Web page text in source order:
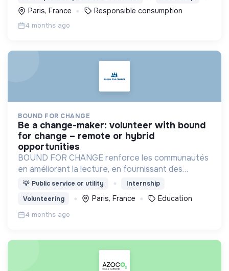
restaurateurs.
Paris, France Responsible consumption
4 months ago
BOUND FOR CHANGE
be a change-maker: volunteer with bound
for change – remote or hybrid
opportunities
BOUND FOR CHANGE renforce les communautés
en améliorant la lecture, en fournissant des
ressources et outils numériques, en soutenant les
durables.
💡 Public service or utility
Internship
Volunteering
Paris, France Education
4 months ago